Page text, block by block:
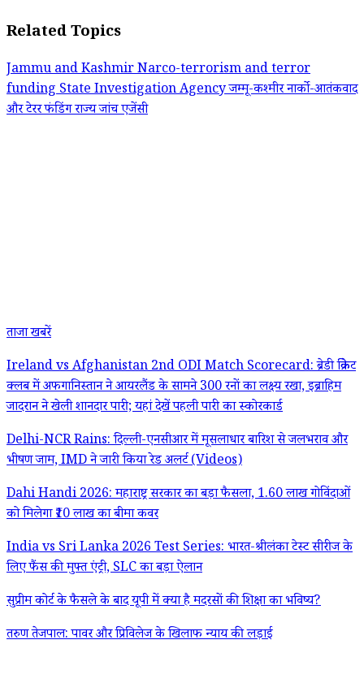
Related Topics
Jammu and KashmirNarco-terrorism and terror
fundingState Investigation Agencyजम्‍मू-कश्‍मीरनार्को-आतंकवाद
और टेरर फंडिंगराज्य जांच एजेंसी
ताजा खबरें
Ireland vs Afghanistan 2nd ODI Match Scorecard: ब्रेडी क्रिकेट
क्लब में अफगानिस्तान ने आयरलैंड के सामने 300 रनों का लक्ष्य रखा, इब्राहिम
जादरान ने खेली शानदार पारी; यहां देखें पहली पारी का स्कोरकार्ड
Delhi-NCR Rains: दिल्ली-एनसीआर में मूसलाधार बारिश से जलभराव और
भीषण जाम, IMD ने जारी किया रेड अलर्ट (Videos)
Dahi Handi 2026: महाराष्ट्र सरकार का बड़ा फैसला, 1.60 लाख गोविंदाओं
को मिलेगा ₹10 लाख का बीमा कवर
India vs Sri Lanka 2026 Test Series: भारत-श्रीलंका टेस्ट सीरीज के
लिए फैंस की मुफ्त एंट्री, SLC का बड़ा ऐलान
सुप्रीम कोर्ट के फैसले के बाद यूपी में क्या है मदरसों की शिक्षा का भविष्य?
तरुण तेजपाल: पावर और प्रिविलेज के खिलाफ न्याय की लड़ाई